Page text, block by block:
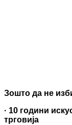
Зошто да не
· 10 години
трговија